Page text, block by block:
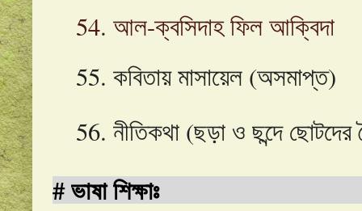
54. আল-ক্বসিদাহ ফিল আক্বিদা
55. কবিতায় মাসায়েল (অসমাপ্ত)
56. নীতিকথা (ছড়া ও ছন্দে ছোটদের
#ভাষা শিক্ষাঃ